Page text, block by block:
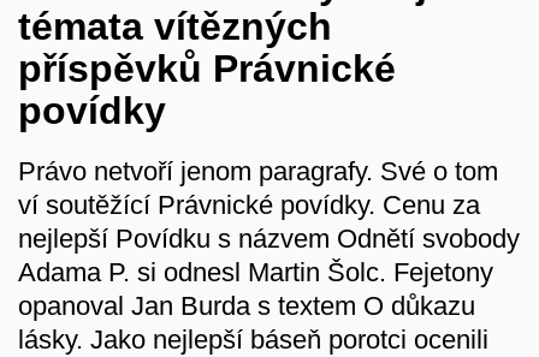
témata vítězných
příspěvků Právnické
povídky
Právo netvoří jenom paragrafy. Své o tom
ví soutěžící Právnické povídky. Cenu za
nejlepší Povídku s názvem Odnětí svobody
Adama P. si odnesl Martin Šolc. Fejetony
opanoval Jan Burda s textem O důkazu
lásky. Jako nejlepší báseň porotci ocenili